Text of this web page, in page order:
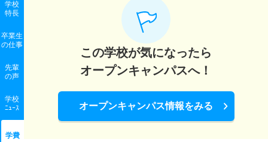
学校
特長
卒業生
の仕事
先輩
の声
学校
ﾆｭｰｽ
学費
この学校が気になったら
オープンキャンパスへ！
オープンキャンパス情報をみる